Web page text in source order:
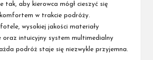
tak, aby kierowca mógł cieszyć się
w trakcie podróży.
wysokiej jakości materiały
oraz intuicyjny system multimedialny
podróż staje się niezwykle przyjemna.